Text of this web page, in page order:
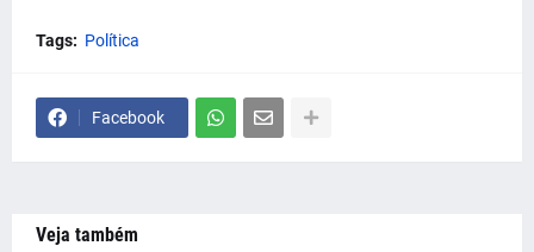
Tags: Política
Facebook
Veja também